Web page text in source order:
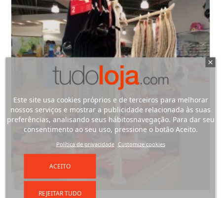
Este site usa cookies próprios e de terceiros para melhorar
nossos serviços e mostrar a publicidade relacionada às suas
preferências, analisando seus hábitosnavegação. Para dar seu
consentimento ao seu uso, pressione o botão Aceito.
Política de privacidade Customize cookies
REJEITAR TUDO
ACEITO